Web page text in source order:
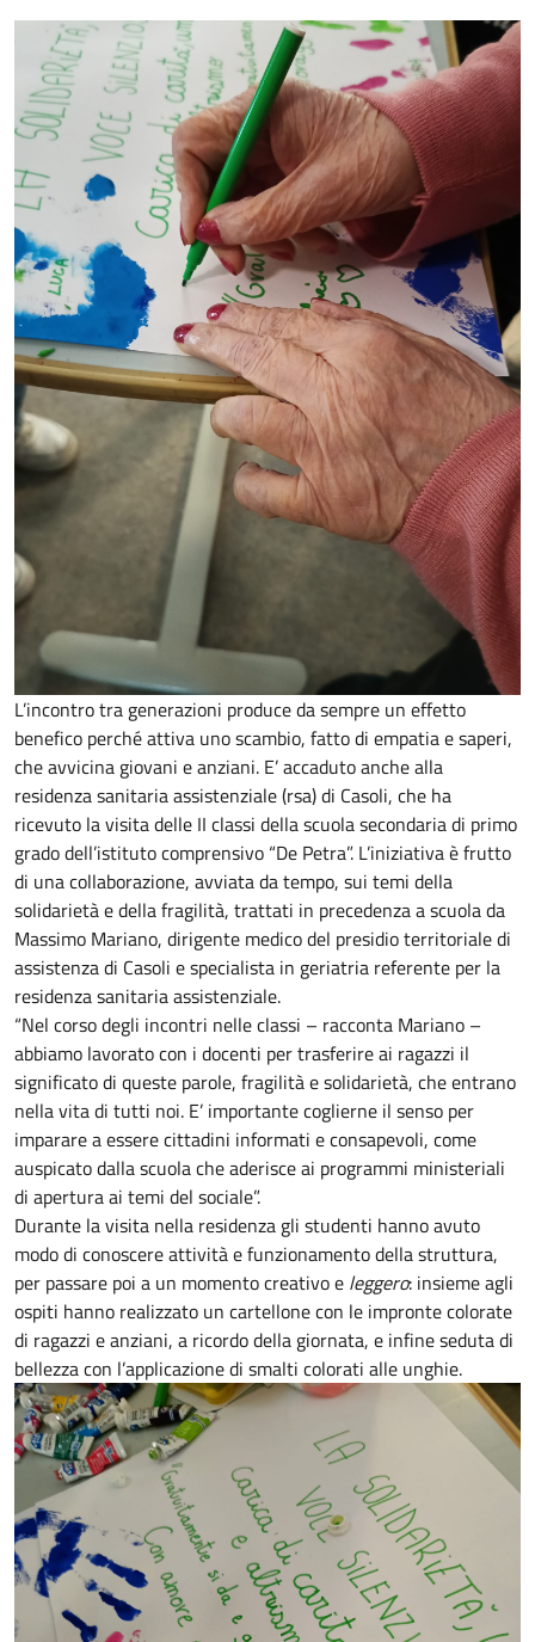
L’incontro tra generazioni produce da sempre un effetto
benefico perché attiva uno scambio, fatto di empatia e saperi,
che avvicina giovani e anziani. E’ accaduto anche alla
residenza sanitaria assistenziale (rsa) di Casoli, che ha
ricevuto la visita delle II classi della scuola secondaria di primo
grado dell’istituto comprensivo “De Petra”. L’iniziativa è frutto
di una collaborazione, avviata da tempo, sui temi della
solidarietà e della fragilità, trattati in precedenza a scuola da
Massimo Mariano, dirigente medico del presidio territoriale di
assistenza di Casoli e specialista in geriatria referente per la
residenza sanitaria assistenziale.
“Nel corso degli incontri nelle classi – racconta Mariano –
abbiamo lavorato con i docenti per trasferire ai ragazzi il
significato di queste parole, fragilità e solidarietà, che entrano
nella vita di tutti noi. E’ importante coglierne il senso per
imparare a essere cittadini informati e consapevoli, come
auspicato dalla scuola che aderisce ai programmi ministeriali
di apertura ai temi del sociale”.
Durante la visita nella residenza gli studenti hanno avuto
modo di conoscere attività e funzionamento della struttura,
per passare poi a un momento creativo e leggero: insieme agli
ospiti hanno realizzato un cartellone con le impronte colorate
di ragazzi e anziani, a ricordo della giornata, e infine seduta di
bellezza con l’applicazione di smalti colorati alle unghie.